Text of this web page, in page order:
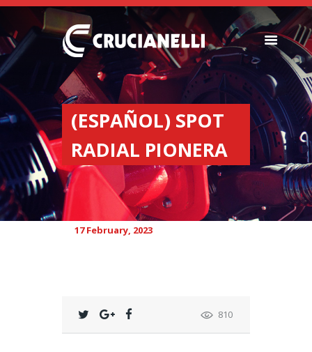
(ESPAÑOL) SPOT
RADIAL PIONERA
SEEDERS
FERTILIZER
SPREADERS
ABOUT US
DEALERSHIPS
NEWS
COMPANY
CONTACT
17 February, 2023
810